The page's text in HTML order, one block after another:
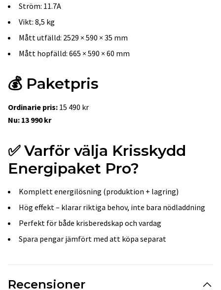
Ström: 11.7A
Vikt: 8,5 kg
Mått utfälld: 2529 × 590 × 35 mm
Mått hopfälld: 665 × 590 × 60 mm
💰 Paketpris
Ordinarie pris: 15 490 kr
Nu: 13 990 kr
✅Varför välja Krisskydd
Energipaket Pro?
Komplett energilösning (produktion + lagring)
Hög effekt – klarar riktiga behov, inte bara nödladdning
Perfekt för både krisberedskap och vardag
Spara pengar jämfört med att köpa separat
Recensioner